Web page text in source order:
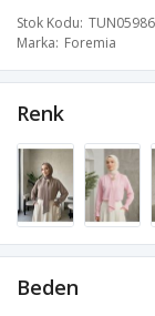
Stok Kodu
Marka Foremia
Renk
Beden